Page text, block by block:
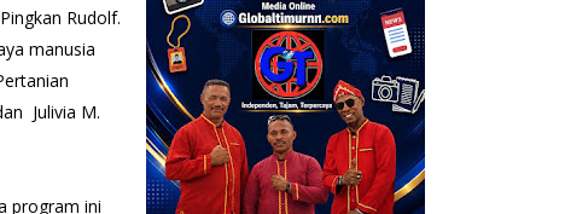
Rudolf.
manusia
Julivia M.
program ini